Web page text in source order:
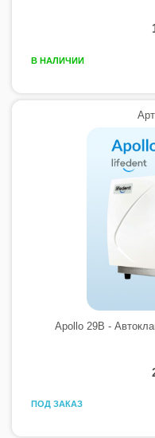
В НАЛИЧИИ
Apollo 29B -
ПОД ЗАКАЗ